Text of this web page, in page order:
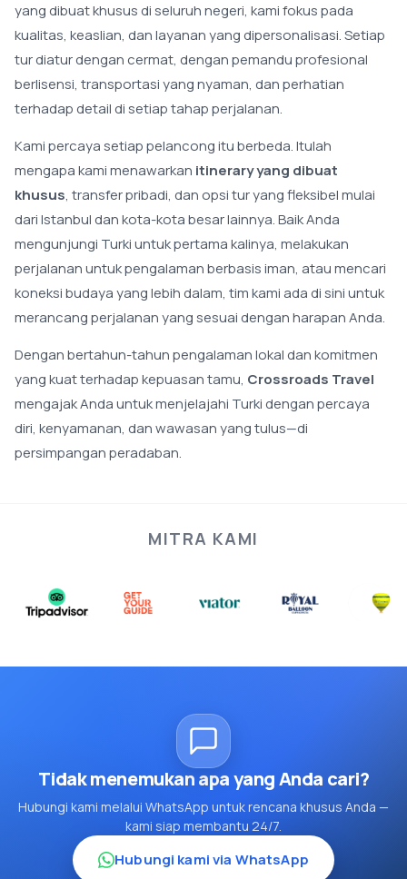
yang dibuat khusus di seluruh negeri, kami fokus pada
kualitas, keaslian, dan layanan yang dipersonalisasi. Setiap
tur diatur dengan cermat, dengan pemandu profesional
berlisensi, transportasi yang nyaman, dan perhatian
terhadap detail di setiap tahap perjalanan.
Kami percaya setiap pelancong itu berbeda. Itulah
mengapa kami menawarkan itinerary yang dibuat
khusus, transfer pribadi, dan opsi tur yang fleksibel mulai
dari Istanbul dan kota-kota besar lainnya. Baik Anda
mengunjungi Turki untuk pertama kalinya, melakukan
perjalanan untuk pengalaman berbasis iman, atau mencari
koneksi budaya yang lebih dalam, tim kami ada di sini untuk
merancang perjalanan yang sesuai dengan harapan Anda.
Dengan bertahun-tahun pengalaman lokal dan komitmen
yang kuat terhadap kepuasan tamu, Crossroads Travel
mengajak Anda untuk menjelajahi Turki dengan percaya
diri, kenyamanan, dan wawasan yang tulus—di
persimpangan peradaban.
MITRA KAMI
Tidak menemukan apa yang Anda cari?
Hubungi kami melalui WhatsApp untuk rencana khusus Anda —
kami siap membantu 24/7.
Hubungi kami via WhatsApp